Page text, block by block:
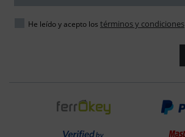
He leído y acepto los términos y condiciones
espaciado del texto